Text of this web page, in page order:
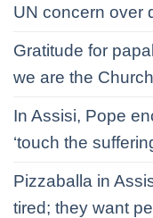
UN concern over
Gratitude for
we are the
In Assisi, Pope
‘touch the
Pizzaballa in
tired; they want